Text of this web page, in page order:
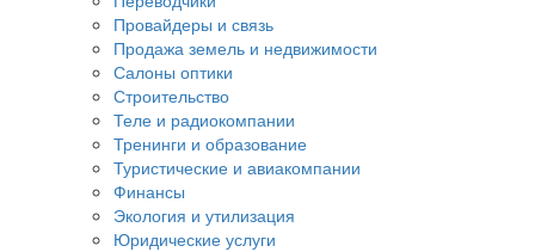
Провайдеры и связь
Продажа земель и недвижимости
Салоны оптики
Строительство
Теле и радиокомпании
Тренинги и образование
Туристические и авиакомпании
Финансы
Экология и утилизация
Юридические услуги